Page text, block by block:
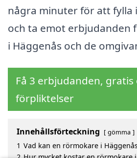
några minuter för att fylla
och ta emot erbjudanden
i Häggenås och de
Få 3 erbjudanden,
förpliktelser
Innehållsförteckning gömma
1 Vad kan en rörmokare i